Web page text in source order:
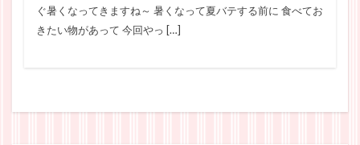
ぐ暑くなってきますね～ 暑くなって夏バテする前に 食べてお
きたい物があって 今回やっ […]